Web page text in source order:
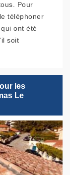
Pour
téléphoner
ont été
soit
les
Le